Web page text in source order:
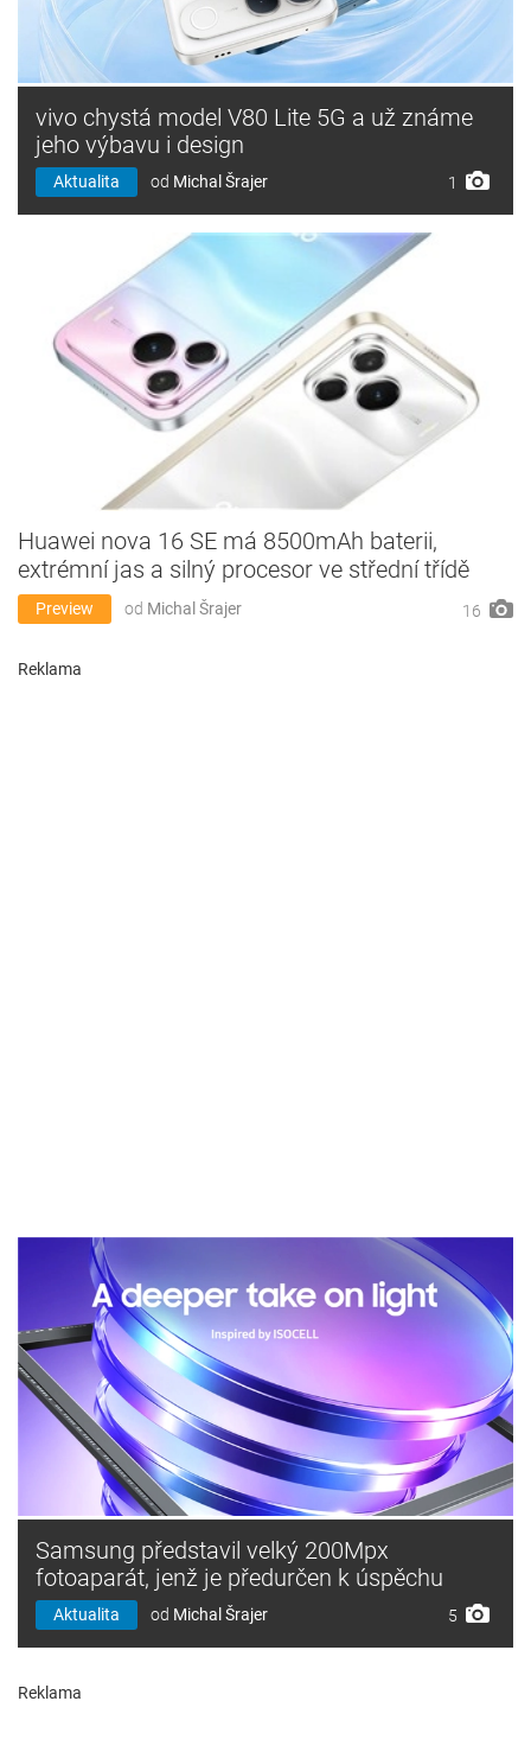
vivo chystá model V80 Lite 5G a už známe
jeho výbavu i design
Aktualita od Michal Šrajer 1
Huawei nova 16 SE má 8500mAh baterii,
extrémní jas a silný procesor ve střední třídě
Preview od Michal Šrajer 16
Reklama
Samsung představil velký 200Mpx
fotoaparát, jenž je předurčen k úspěchu
Aktualita od Michal Šrajer 5
Reklama